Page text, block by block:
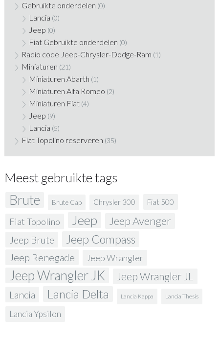
Gebruikte onderdelen (0)
Lancia (0)
Jeep (0)
Fiat Gebruikte onderdelen (0)
Radio code Jeep-Chrysler-Dodge-Ram (1)
Miniaturen (21)
Miniaturen Abarth (1)
Miniaturen Alfa Romeo (2)
Miniaturen Fiat (4)
Jeep (9)
Lancia (5)
Fiat Topolino reserveren (35)
Meest gebruikte tags
Brute Brute Cap Chrysler 300 Fiat 500
Fiat Topolino Jeep Jeep Avenger
Jeep Brute Jeep Compass
Jeep Renegade Jeep Wrangler
Jeep Wrangler JK Jeep Wrangler JL
Lancia Lancia Delta Lancia Kappa Lancia Thesis
Lancia Ypsilon